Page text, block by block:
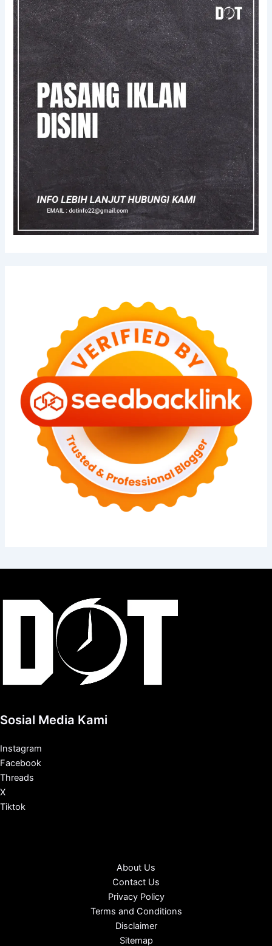
Sosial Media Kami
Instagram
Facebook
Threads
X
Tiktok
About Us
Contact Us
Privacy Policy
Terms and Conditions
Disclaimer
Sitemap